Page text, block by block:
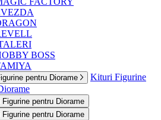
BOSS
pentru Diorame
Kituri Figurine
Figurine pentru Diorame
Figurine pentru Diorame